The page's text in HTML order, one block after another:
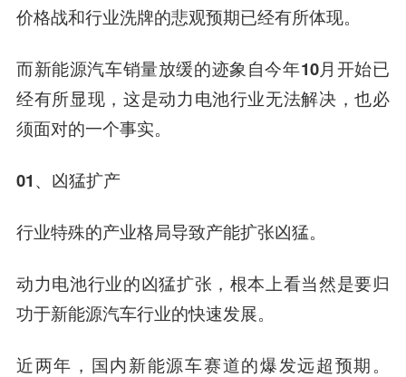
价格战和行业洗牌的悲观预期已经有所体现。
而新能源汽车销量放缓的迹象自今年10月开始已
经有所显现， 这是动力电池行业无法解决，也必
须面对的一个事实。
01、 凶猛扩产
行业特殊的产业格局导致产能扩张凶猛。
动力电池行业的凶猛扩张，根本上看当然是要归
功于新能源汽车行业的快速发展。
近两年，国内新能源车赛道的爆发远超预期。